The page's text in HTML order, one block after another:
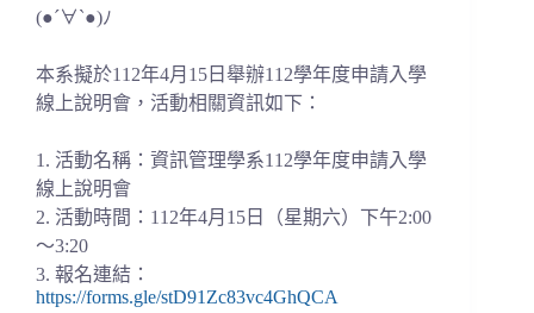
(●´∀`●)ﾉ
本系擬於112年4月15日舉辦112學年度申請入學
線上說明會，活動相關資訊如下：
1. 活動名稱：資訊管理學系112學年度申請入學
線上說明會
2. 活動時間：112年4月15日（星期六）下午2:00
～3:20
3. 報名連結：
https://forms.gle/stD91Zc83vc4GhQCA